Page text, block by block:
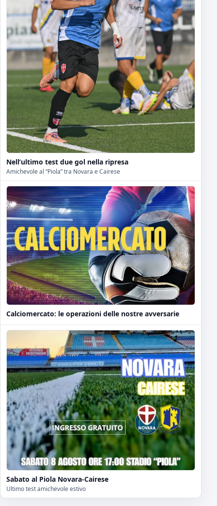
Nell’ultimo test due gol nella ripresa
Amichevole al “Piola” tra Novara e Cairese
Calciomercato: le operazioni delle nostre avversarie
Sabato al Piola Novara-Cairese
Ultimo test amichevole estivo